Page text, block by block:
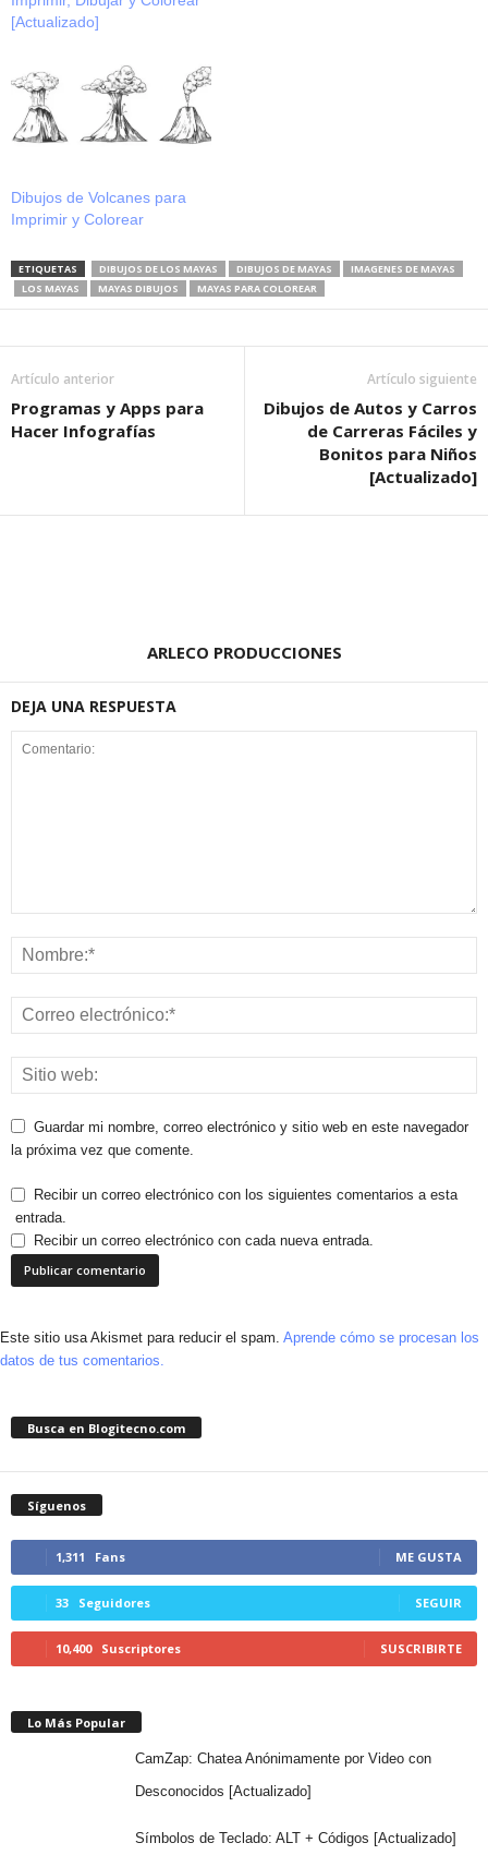
[Actualizado]
Dibujos de Volcanes para
Imprimir y Colorear
ETIQUETAS DIBUJOS DE LOS MAYAS DIBUJOS DE MAYAS
IMAGENES DE MAYAS
LOS MAYAS
MAYAS DIBUJOS MAYAS PARA COLOREAR
Artículo anterior
Programas y Apps para
Hacer Infografías
Artículo siguiente
Dibujos de Autos y Carros
de Carreras Fáciles y
Bonitos para Niños
[Actualizado]
ARLECO PRODUCCIONES
DEJA UNA RESPUESTA
Guardar mi nombre, correo electrónico y sitio web en este navegador
la próxima vez que comente.
Recibir un correo electrónico con los siguientes comentarios a esta
entrada.
Recibir un correo electrónico con cada nueva entrada.
Este sitio usa Akismet para reducir el spam. Aprende cómo se procesan los
datos de tus comentarios.
Busca en Blogitecno.com
Síguenos
1,311 Fans ME GUSTA
33 Seguidores SEGUIR
10,400 Suscriptores SUSCRIBIRTE
Lo Más Popular
CamZap: Chatea Anónimamente por Video con
Desconocidos [Actualizado]
Símbolos de Teclado: ALT + Códigos [Actualizado]